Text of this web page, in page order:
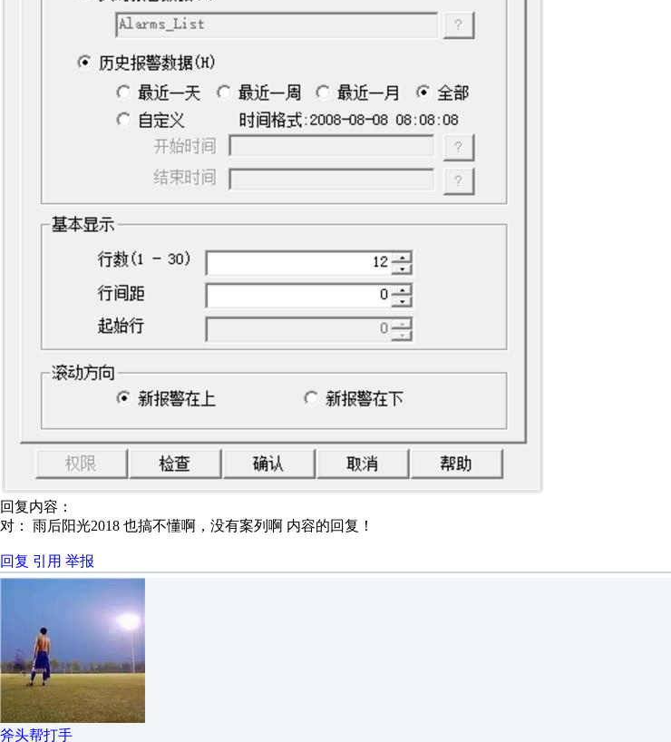
回复内容：
对： 雨后阳光2018 也搞不懂啊，没有案列啊 内容的回复！
回复 引用 举报
斧头帮打手